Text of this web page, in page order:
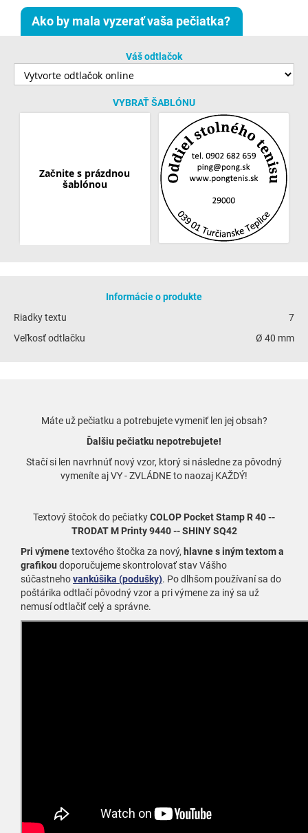
Ako by mala vyzerať vaša pečiatka?
Váš odtlačok
VYBRAŤ ŠABLÓNU
Začnite s prázdnou
šablónou
Informácie o produkte
Riadky textu
7
Veľkosť odtlačku
Ø 40 mm
Máte už pečiatku a potrebujete vymeniť len jej obsah?
Ďalšiu pečiatku nepotrebujete!
Stačí si len navrhnúť nový vzor, ktorý si následne za pôvodný
vymeníte aj VY - ZVLÁDNE to naozaj KAŽDÝ!
Textový štočok do pečiatkyCOLOP Pocket Stamp R 40 --
TRODAT M Printy 9440 -- SHINY SQ42
Pri výmenetextového štočka za nový, hlavne s iným textom a
grafikou doporučujeme skontrolovať stav Vášho
súčastnehovankúšika (podušky). Po dlhšom používaní sa do
poštárika odtlačí pôvodný vzor a pri výmene za iný sa už
nemusí odtlačiť celý a správne.